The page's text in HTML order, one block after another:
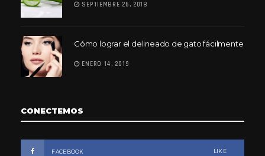
SEPTIEMBRE 26, 2018
Cómo lograr el delineado de gato fácilmente
ENERO 14, 2019
CONECTEMOS
FACEBOOK LIKE